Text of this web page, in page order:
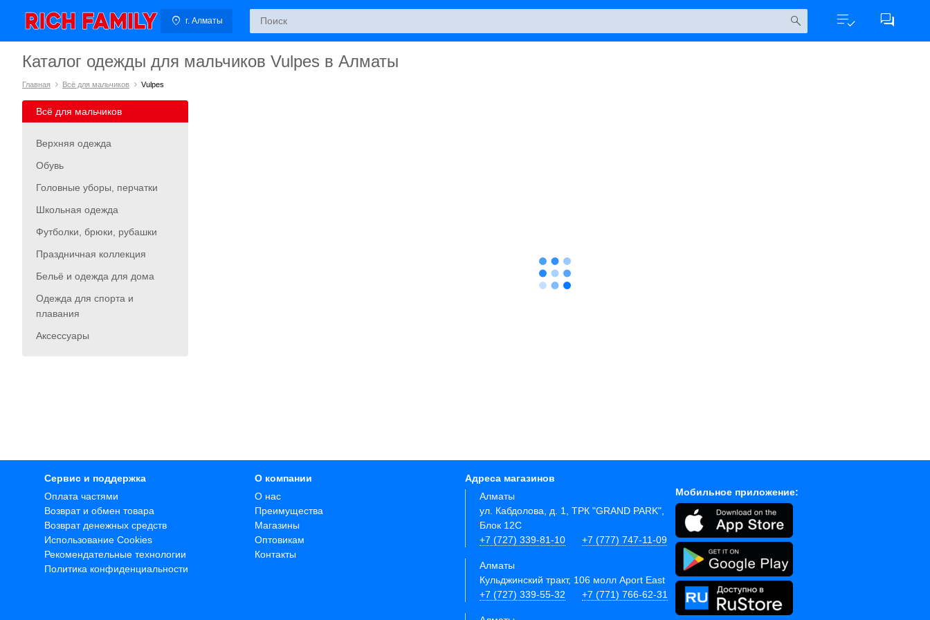
г. Алматы
Каталог одежды для мальчиков Vulpes в Алматы
Главная Всё для мальчиков Vulpes
Всё для мальчиков
Верхняя одежда
Обувь
Головные уборы, перчатки
Школьная одежда
Футболки, брюки, рубашки
Праздничная коллекция
Бельё и одежда для дома
Одежда для спорта и
плавания
Аксессуары
Сервис и поддержка
Оплата частями
Возврат и обмен товара
Возврат денежных средств
Использование Cookies
Рекомендательные технологии
Политика конфиденциальности
О компании
О нас
Преимущества
Магазины
Оптовикам
Контакты
Адреса магазинов
Алматы
ул. Кабдолова, д. 1, ТРК "GRAND PARK",
Блок 12C
+7 (727) 339-81-10
+7 (777) 747-11-09
Алматы
Кульджинский тракт, 106 молл Aport East
+7 (727) 339-55-32
+7 (771) 766-62-31
Мобильное приложение: